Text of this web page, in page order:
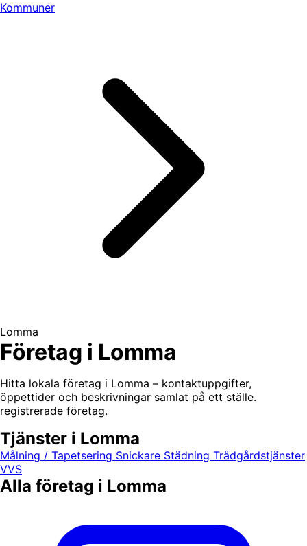
Kommuner
Lomma
Företag i Lomma
Hitta lokala företag i Lomma – kontaktuppgifter,
öppettider och beskrivningar samlat på ett ställe.
registrerade företag.
Tjänster i Lomma
Målning / Tapetsering Snickare Städning Trädgårdstjänster
VVS
Alla företag i Lomma